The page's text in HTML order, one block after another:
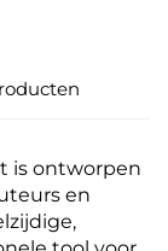
is ontworpen
en